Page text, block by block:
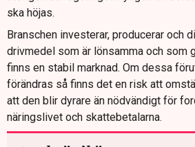
ska höjas.
Branschen investerar, producerar och
drivmedel som är lönsamma och som
finns en stabil marknad. Om dessa
förändras så finns det en risk att
att den blir dyrare än nödvändigt för
näringslivet och skattebetalarna.